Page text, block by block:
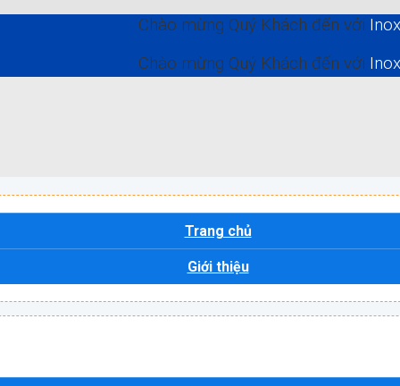
Chào mừng Quý Khách đến vớiInox Quốc
Chào mừng Quý Khách đến vớiInox Quốc
Trang chủ
Giới thiệu